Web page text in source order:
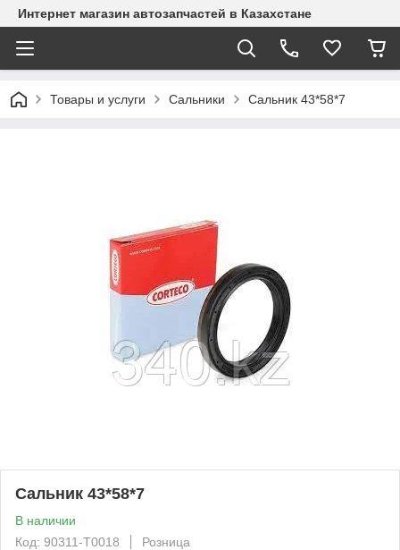
Интернет магазин автозапчастей в Казахстане
Товары и услуги Сальники Сальник 43*58*7
Сальник 43*58*7
В наличии
Код: 90311-T0018
Розница